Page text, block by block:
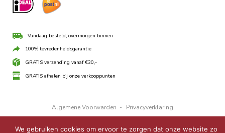
Vandaag besteld, overmorgen binnen
100% tevredenheidsgarantie
GRATIS verzending vanaf €30,-
GRATIS afhalen bij onze verkooppunten
Algemene Voorwarden - Privacyverklaring
COPYRIGHT © 2026 ·UBO THEME GENESIS FRAMEWORK
We gebruiken cookies om ervoor te zorgen dat onze website zo